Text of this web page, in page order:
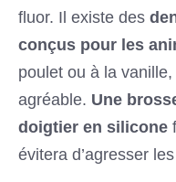
fluor. Il existe des
conçus pour les
poulet ou à la
agréable. Une
doigtier en silicone
évitera d’agresser